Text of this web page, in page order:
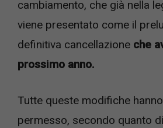
cambiamento, che già nella
viene presentato come il
definitiva cancellazione che
prossimo anno.
Tutte queste modifiche
permesso, secondo quanto